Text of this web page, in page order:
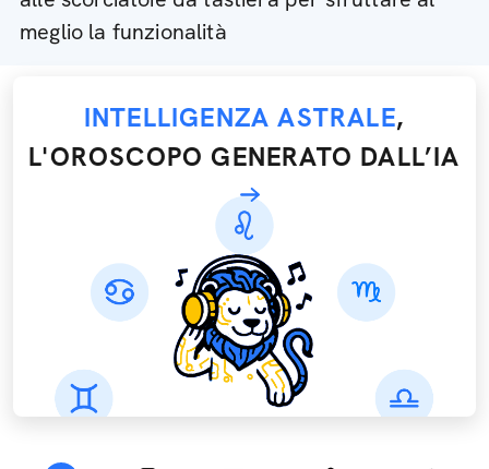
meglio la funzionalità
INTELLIGENZA ASTRALE,
L'OROSCOPO GENERATO DALL’IA